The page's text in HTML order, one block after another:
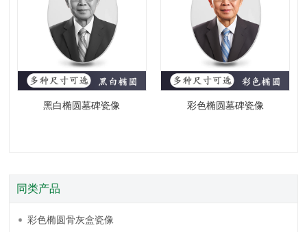
黑白椭圆墓碑瓷像 彩色椭圆墓碑瓷像
同类产品
彩色椭圆骨灰盒瓷像